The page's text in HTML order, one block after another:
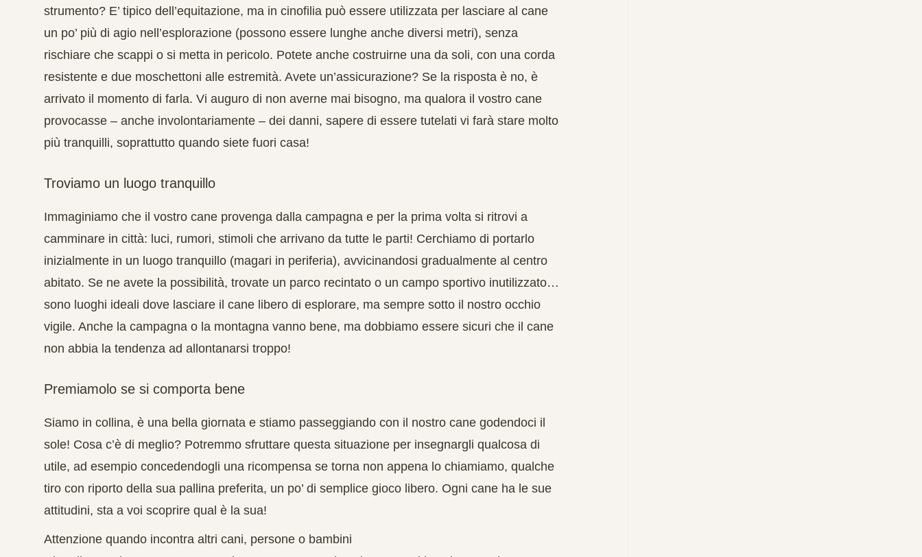
strumento? E’ tipico dell’equitazione, ma in cinofilia può essere utilizzata per lasciare al cane
un po’ più di agio nell’esplorazione (possono essere lunghe anche diversi metri), senza
rischiare che scappi o si metta in pericolo. Potete anche costruirne una da soli, con una corda
resistente e due moschettoni alle estremità. Avete un’assicurazione? Se la risposta è no, è
arrivato il momento di farla. Vi auguro di non averne mai bisogno, ma qualora il vostro cane
provocasse – anche involontariamente – dei danni, sapere di essere tutelati vi farà stare molto
più tranquilli, soprattutto quando siete fuori casa!
Troviamo un luogo tranquillo
Immaginiamo che il vostro cane provenga dalla campagna e per la prima volta si ritrovi a
camminare in città: luci, rumori, stimoli che arrivano da tutte le parti! Cerchiamo di portarlo
inizialmente in un luogo tranquillo (magari in periferia), avvicinandosi gradualmente al centro
abitato. Se ne avete la possibilità, trovate un parco recintato o un campo sportivo inutilizzato…
sono luoghi ideali dove lasciare il cane libero di esplorare, ma sempre sotto il nostro occhio
vigile. Anche la campagna o la montagna vanno bene, ma dobbiamo essere sicuri che il cane
non abbia la tendenza ad allontanarsi troppo!
Premiamolo se si comporta bene
Siamo in collina, è una bella giornata e stiamo passeggiando con il nostro cane godendoci il
sole! Cosa c’è di meglio? Potremmo sfruttare questa situazione per insegnargli qualcosa di
utile, ad esempio concedendogli una ricompensa se torna non appena lo chiamiamo, qualche
tiro con riporto della sua pallina preferita, un po’ di semplice gioco libero. Ogni cane ha le sue
attitudini, sta a voi scoprire qual è la sua!
Attenzione quando incontra altri cani, persone o bambini